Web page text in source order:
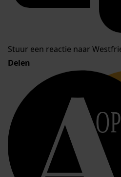
Stuur een reactie naar
Delen